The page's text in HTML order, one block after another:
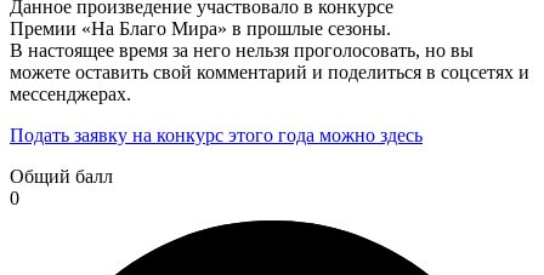
Данное произведение участвовало в конкурсе
Премии «На Благо Мира» в прошлые сезоны.
В настоящее время за него нельзя проголосовать, но вы
можете оставить свой комментарий и поделиться в соцсетях и
мессенджерах.
Подать заявку на конкурс этого года можно здесь
Общий балл
0